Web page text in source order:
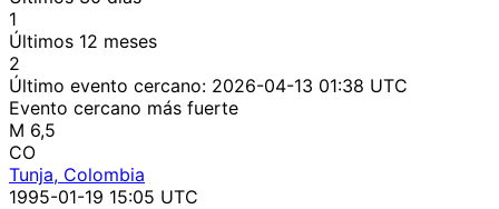
1
Últimos 12 meses
2
Último evento cercano: 2026-04-13 01:38 UTC
Evento cercano más fuerte
M 6,5
CO
Tunja, Colombia
1995-01-19 15:05 UTC